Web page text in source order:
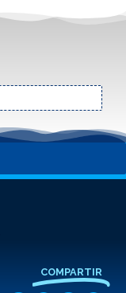
COMPARTIR